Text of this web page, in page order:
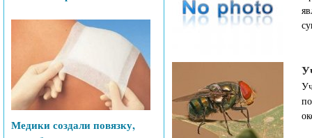
Медики создали повязку,